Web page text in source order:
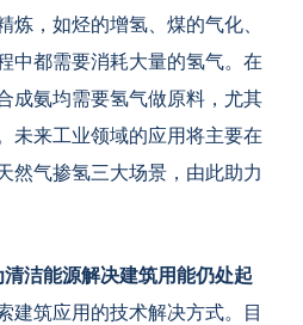
炼，如烃的增氢、煤的气化、
中都需要消耗大量的氢气。在
成氨均需要氢气做原料，尤其
未来工业领域的应用将主要在
然气掺氢三大场景，由此助力
洁能源解决建筑用能仍处起
建筑应用的技术解决方式。目